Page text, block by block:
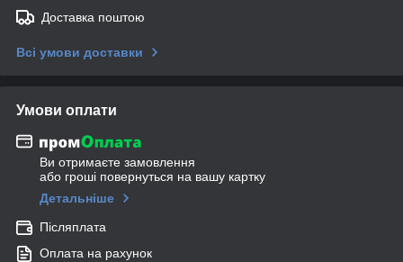
Доставка поштою
Всі умови доставки
Умови оплати
Ви отримаєте замовлення
або гроші повернуться на вашу картку
Детальніше
Післяплата
Оплата на рахунок